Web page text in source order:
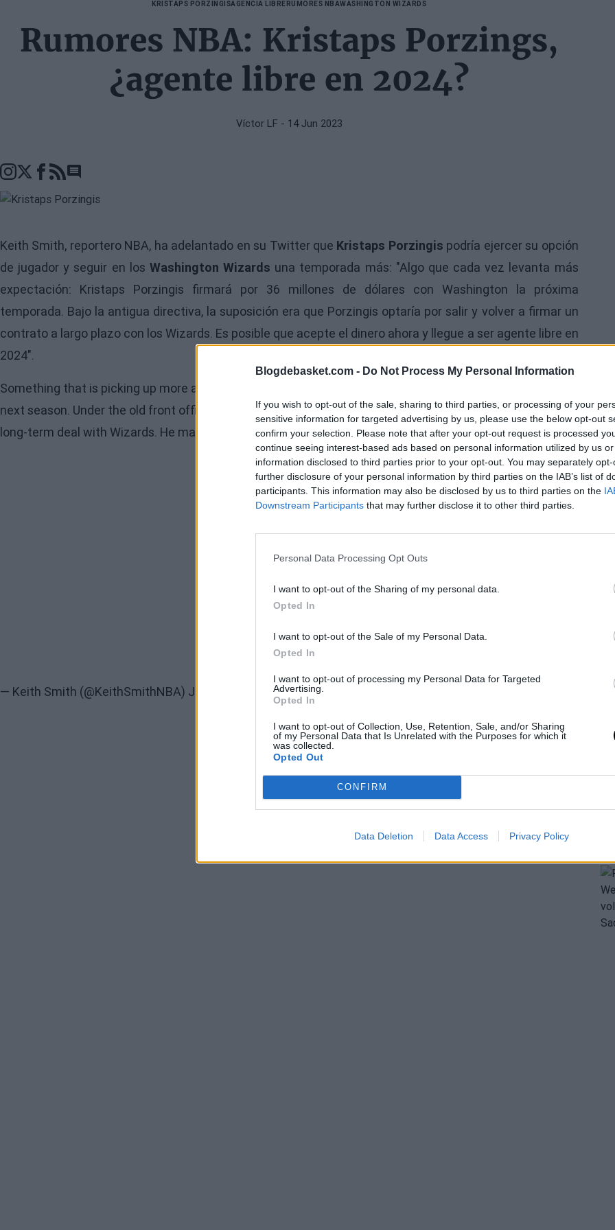
Blogdebasket.com - Do Not Process My Personal Information
If you wish to opt-out of the sale, sharing to third parties, or processing of your
sensitive information for targeted advertising by us, please use the below opt-out
confirm your selection. Please note that after your opt-out request is processed
continue seeing interest-based ads based on personal information utilized by us
information disclosed to third parties prior to your opt-out. You may separately
further disclosure of your personal information by third parties on the IAB’s list of
participants. This information may also be disclosed by us to third parties on the
Downstream Participants that may further disclose it to other third parties.
Personal Data Processing Opt Outs
I want to opt-out of the Sharing of my personal data.
Opted In
I want to opt-out of the Sale of my Personal Data.
Opted In
I want to opt-out of processing my Personal Data for Targeted
Advertising.
Opted In
I want to opt-out of Collection, Use, Retention, Sale, and/or Sharing
of my Personal Data that Is Unrelated with the Purposes for which it
was collected.
Opted Out
CONFIRM
Data Deletion Data Access Privacy Policy
KRISTAPS PORZINGISAGENCIA LIBRE RUMORES NBAWASHINGTON WIZARDS
Rumores NBA: Kristaps Porzings,
¿agente libre en 2024?
Víctor LF - 14 Jun 2023
Go to comments seciton
Keith Smith, reportero NBA, ha adelantado en su Twitter que Kristaps Porzingis podría ejercer su opción
de jugador y seguir en los Washington Wizards una temporada más: "Algo que cada vez levanta más
expectación: Kristaps Porzingis firmará por 36 millones de dólares con Washington la próxima
temporada. Bajo la antigua directiva, la suposición era que Porzingis optaría por salir y volver a firmar un
contrato a largo plazo con los Wizards. Es posible que acepte el dinero ahora y llegue a ser agente libre en
2024".
Something that is picking up more and more buzz: Kristaps Porzingis opting in for $36M with Washington
next season. Under the old front office, the assumption was Porzingis would opt out and re-sign on a
long-term deal with Wizards. He may take the money now and hit FA in 2024.
— Keith Smith (@KeithSmithNBA) June 14, 2023